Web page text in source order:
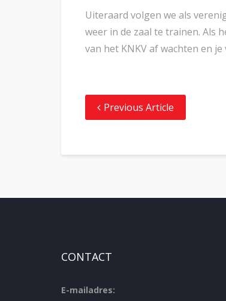
Uiteraard volgen we als
weer in de zaal te trainen. Als
van het KNKV af wachten en
Previous Article
CONTACT
E-mailadres: